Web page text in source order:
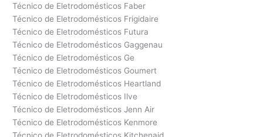
Técnico de Eletrodomésticos Faber
Técnico de Eletrodomésticos Frigidaire
Técnico de Eletrodomésticos Futura
Técnico de Eletrodomésticos Gaggenau
Técnico de Eletrodomésticos Ge
Técnico de Eletrodomésticos Goumert
Técnico de Eletrodomésticos Heartland
Técnico de Eletrodomésticos Ilve
Técnico de Eletrodomésticos Jenn Air
Técnico de Eletrodomésticos Kenmore